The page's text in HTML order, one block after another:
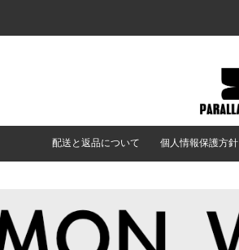
配送と返品について 個人情報保護方針